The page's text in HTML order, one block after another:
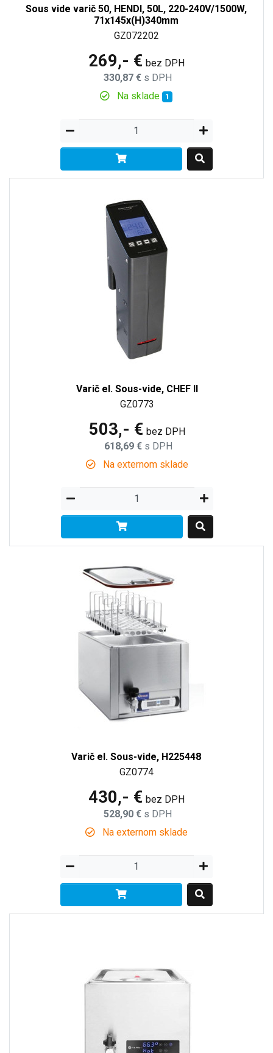
Sous vide varič 50, HENDI, 50L, 220-240V/1500W,
71x145x(H)340mm
GZ072202
269,- € bez DPH
330,87 € s DPH
Na sklade 1
Varič el. Sous-vide, CHEF II
GZ0773
503,- € bez DPH
618,69 € s DPH
Na externom sklade
Varič el. Sous-vide, H225448
GZ0774
430,- € bez DPH
528,90 € s DPH
Na externom sklade